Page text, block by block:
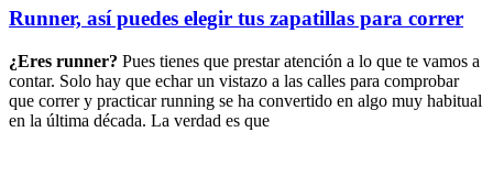
Runner, así puedes elegir tus zapatillas para correr
¿Eres runner? Pues tienes que prestar atención a lo que te vamos a
contar. Solo hay que echar un vistazo a las calles para comprobar
que correr y practicar running se ha convertido en algo muy habitual
en la última década. La verdad es que